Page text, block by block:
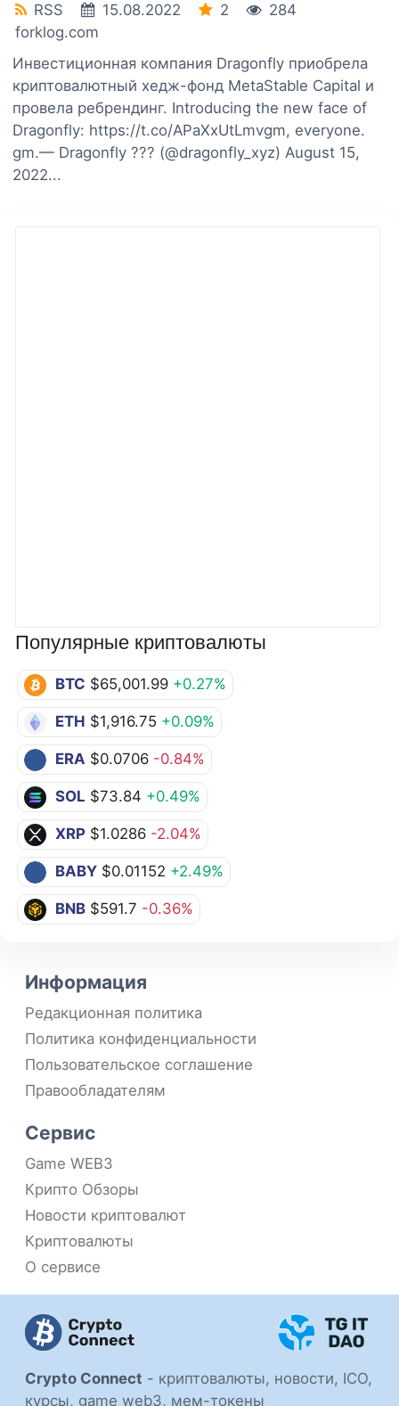
Популярные криптовалюты
BTC $65,001.99 +0.27%
ETH $1,916.75 +0.09%
ERA $0.0706 -0.84%
SOL $73.84 +0.49%
XRP $1.0286 -2.04%
BABY $0.01152 +2.49%
BNB $591.7 -0.36%
RSS 15.08.2022 2
284
forklog.com
Инвестиционная компания Dragonfly приобрела
криптовалютный хедж-фонд MetaStable Capital и
провела ребрендинг. Introducing the new face of
Dragonfly: https://t.co/APaXxUtLmvgm, everyone.
gm.— Dragonfly ??? (@dragonfly_xyz) August 15,
2022...
Crypto Connect - криптовалюты, новости, ICO,
курсы, game web3, мем-токены
Информация
Редакционная политика
Политика конфиденциальности
Пользовательское соглашение
Правообладателям
Сервис
Game WEB3
Крипто Обзоры
Новости криптовалют
Криптовалюты
О сервисе